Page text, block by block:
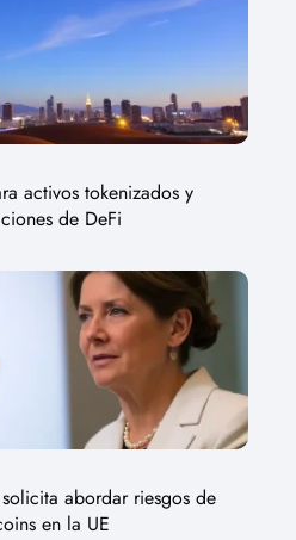
activos tokenizados y
de DeFi
abordar riesgos de
en la UE